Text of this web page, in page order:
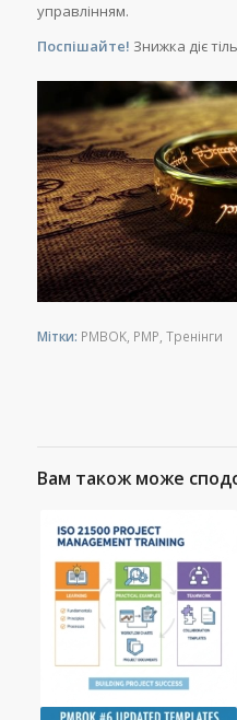
управлінням.
Поспішайте! Знижка діє
Мітки: PMBOK, PMP Тренінги
Вам також може